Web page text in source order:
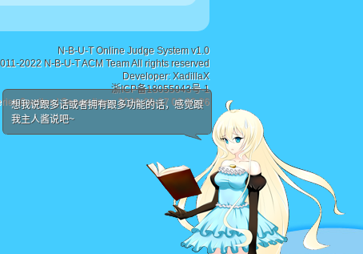
N-B-U-T Online Judge System v1.0
2022 N-B-U-T ACM Team All rights reserved
Developer:XadillaX
浙ICP备18055043号-1
0 writes | Server time : 2026-08-07 02:30:26
想我说跟多话或者拥有跟多功能的话，感觉跟
我主人酱说吧~